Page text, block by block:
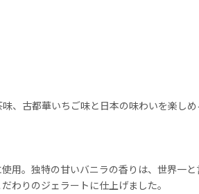
、古都華いちご味と日本の味わいを楽し
用。独特の甘いバニラの香りは、世界一
わりのジェラートに仕上げました。